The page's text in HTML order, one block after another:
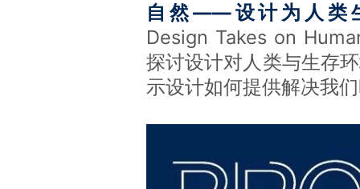
自然——设计为人类
Design Takes on
探讨设计对人类与生存
示设计如何提供解决我